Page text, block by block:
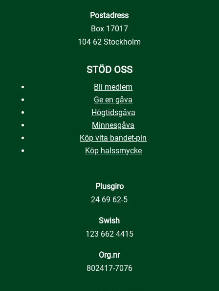
Postadress
Box 17017
104 62 Stockholm
STÖD OSS
Bli medlem
Ge en gåva
Högtidsgåva
Minnesgåva
Köp vita bandet-pin
Köp halssmycke
Plusgiro
24 69 62-5
Swish
123 662 4415
Org.nr
802417-7076